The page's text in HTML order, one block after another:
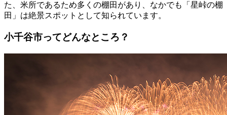
た、米所であるため多くの棚田があり、なかでも「星峠の棚
田」は絶景スポットとして知られています。
小千谷市ってどんなところ？